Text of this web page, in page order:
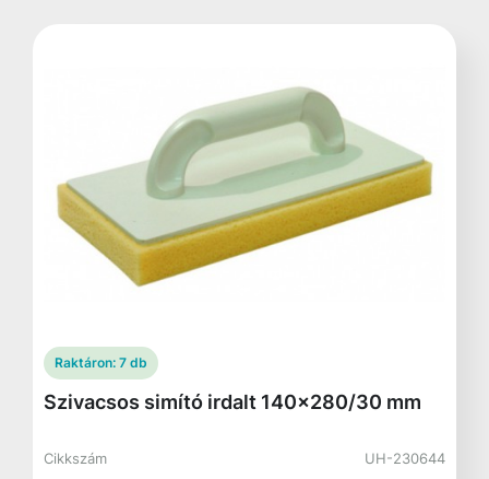
Raktáron: 7 db
Szivacsos simító irdalt 140x280/30 mm
Cikkszám
UH-230644